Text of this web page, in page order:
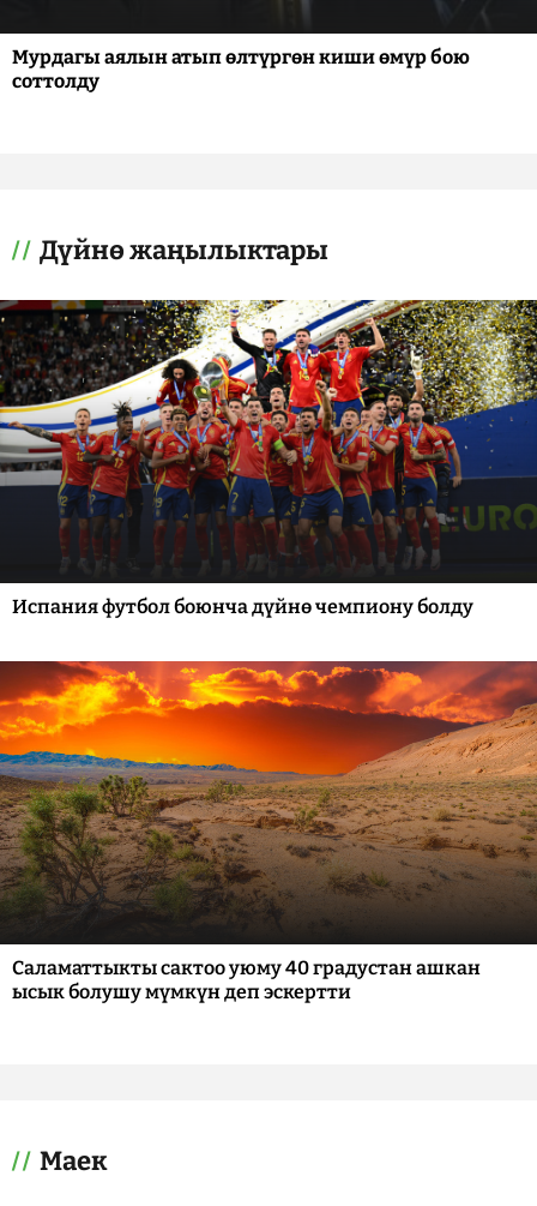
Мурдагы аялын атып өлтүргөн киши өмүр бою
соттолду
Дүйнө жаңылыктары
Испания футбол боюнча дүйнө чемпиону болду
Саламаттыкты сактоо уюму 40 градустан ашкан
ысык болушу мүмкүн деп эскертти
Маек